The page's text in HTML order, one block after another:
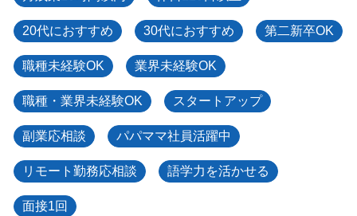
20代におすすめ 30代におすすめ 第二新卒OK
職種未経験OK 業界未経験OK
職種・業界未経験OK スタートアップ
副業応相談 パパママ社員活躍中
リモート勤務応相談 語学力を活かせる
面接1回